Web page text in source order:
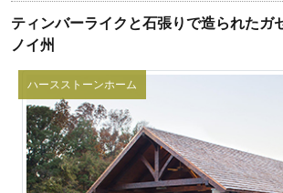
ティンバーライクと石張りで造られたガ
ノイ州
ハースストーンホーム